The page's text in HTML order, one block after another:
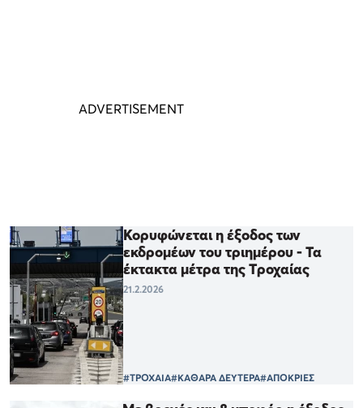
Κορυφώνεται η έξοδος των
εκδρομέων του τριημέρου - Τα
έκτακτα μέτρα της Tροχαίας
21.2.2026
#ΤΡΟΧΑΙΑ#ΚΑΘΑΡΑ ΔΕΥΤΕΡΑ#ΑΠΟΚΡΙΕΣ